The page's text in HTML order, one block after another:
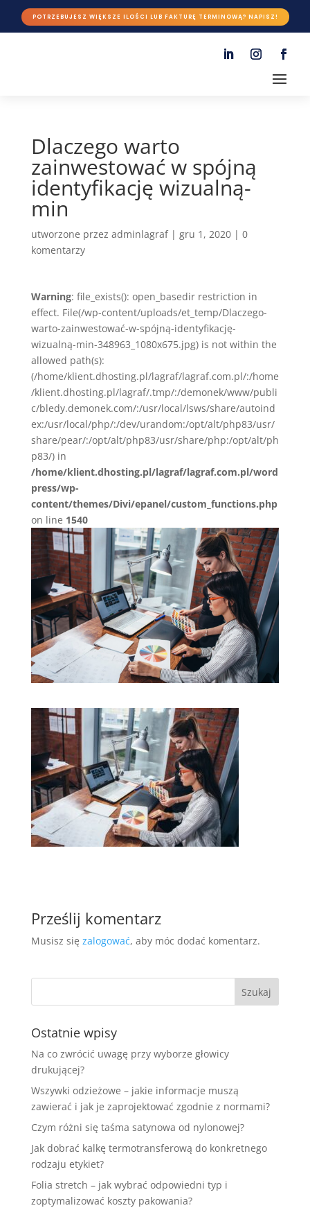
POTRZEBUJESZ WIĘKSZE ILOŚCI LUB FAKTURĘ TERMINOWĄ? NAPISZ!
Dlaczego warto
zainwestować w spójną
identyfikację wizualną-
min
utworzone przez adminlagraf| gru 1, 2020| 0
komentarzy
Warning: file_exists(): open_basedir restriction in
effect. File(/wp-content/uploads/et_temp/Dlaczego-
warto-zainwestować-w-spójną-identyfikację-
wizualną-min-348963_1080x675.jpg) is not within the
allowed path(s):
(/home/klient.dhosting.pl/lagraf/lagraf.com.pl/:/home
/klient.dhosting.pl/lagraf/.tmp/:/demonek/www/publi
c/bledy.demonek.com/:/usr/local/lsws/share/autoind
ex:/usr/local/php/:/dev/urandom:/opt/alt/php83/usr/
share/pear/:/opt/alt/php83/usr/share/php:/opt/alt/ph
p83/) in
/home/klient.dhosting.pl/lagraf/lagraf.com.pl/word
press/wp-
content/themes/Divi/epanel/custom_functions.php
on line 1540
Prześlij komentarz
Musisz się zalogować, aby móc dodać komentarz.
Ostatnie wpisy
Na co zwrócić uwagę przy wyborze głowicy
drukującej?
Wszywki odzieżowe – jakie informacje muszą
zawierać i jak je zaprojektować zgodnie z normami?
Czym różni się taśma satynowa od nylonowej?
Jak dobrać kalkę termotransferową do konkretnego
rodzaju etykiet?
Folia stretch – jak wybrać odpowiedni typ i
zoptymalizować koszty pakowania?